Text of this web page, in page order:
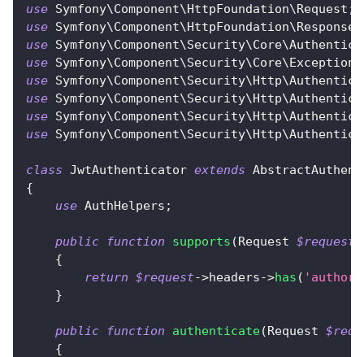
use Symfony\Component\HttpFoundation\Request ;
use Symfony\Component\HttpFoundation\Response
use Symfony\Component\Security\Core\
use Symfony\Component\Security\Core\Exception
use Symfony\Component\Security\Http\
use Symfony\Component\Security\Http\
use Symfony\Component\Security\Http\
use Symfony\Component\Security\Http\
class JwtAuthenticator extends
{
use AuthHelpers ;
public function supports (Request $request
{
return $request->headers->has (
}
public function authenticate(Request
{